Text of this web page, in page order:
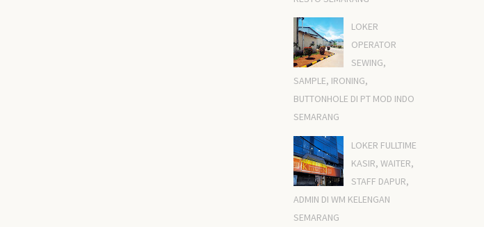
LOKER
OPERATOR
SEWING,
SAMPLE, IRONING,
BUTTONHOLE DI PT MOD INDO
SEMARANG
LOKER FULLTIME
KASIR, WAITER,
STAFF DAPUR,
ADMIN DI WM KELENGAN
SEMARANG